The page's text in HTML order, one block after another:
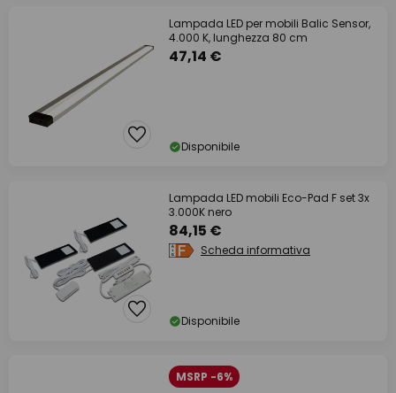
Lampada LED per mobili Balic Sensor,
4.000 K, lunghezza 80 cm
47,14 €
Disponibile
Lampada LED mobili Eco-Pad F set 3x
3.000K nero
84,15 €
Scheda informativa
Disponibile
MSRP -6%